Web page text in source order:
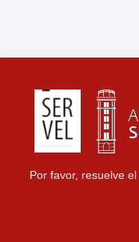
Por favor, resuelve